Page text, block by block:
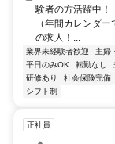
験者の方活躍中！
（年間カレンダ
の求人！...
業界未経験者歓迎 主婦
平日のみOK
転勤なし
研修あり
社会保険完備
シフト制
正社員